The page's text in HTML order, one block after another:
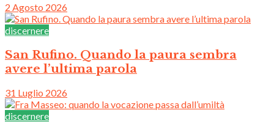
2 Agosto 2026
discernere
San Rufino. Quando la paura sembra
avere l’ultima parola
31 Luglio 2026
discernere